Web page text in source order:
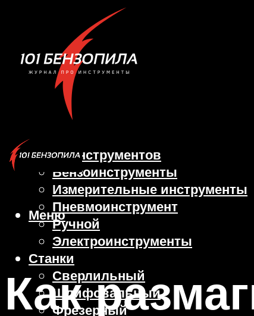
Виды инструментов
Бензоинструменты
Измерительные инструменты
Пневмоинструмент
Ручной
Электроинструменты
Станки
Сверлильный
Шлифовальный
Фрезерный
Меню
Как